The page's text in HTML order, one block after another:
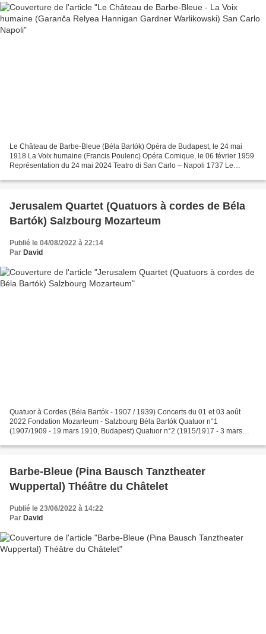
Le Château de Barbe-Bleue (Béla Bartók) Opéra de Budapest, le 24 mai
1918 La Voix humaine (Francis Poulenc) Opéra Comique, le 06 février 1959
Représentation du 24 mai 2024 Teatro di San Carlo – Napoli 1737 Le
Jerusalem Quartet (Quatuors à cordes de Béla
Bartók) Salzbourg Mozarteum
Publié le 04/08/2022 à 22:14
Par David
Quatuor à Cordes (Béla Bartók - 1907 / 1939) Concerts du 01 et 03 août
2022 Fondation Mozarteum - Salzbourg Béla Bartók Quatuor n°1
(1907/1909 - 19 mars 1910, Budapest) Quatuor n°2 (1915/1917 - 3 mars
Barbe-Bleue (Pina Bausch Tanztheater
Wuppertal) Théâtre du Châtelet
Publié le 23/06/2022 à 14:22
Par David